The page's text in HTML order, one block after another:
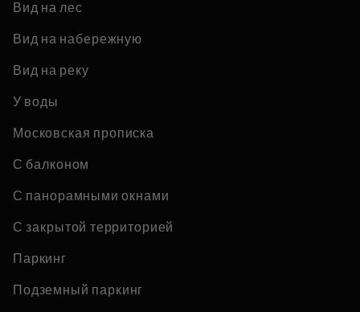
Вид на лес
Вид на набережную
Вид на реку
У воды
Московская прописка
С балконом
С панорамными окнами
С закрытой территорией
Паркинг
Подземный паркинг